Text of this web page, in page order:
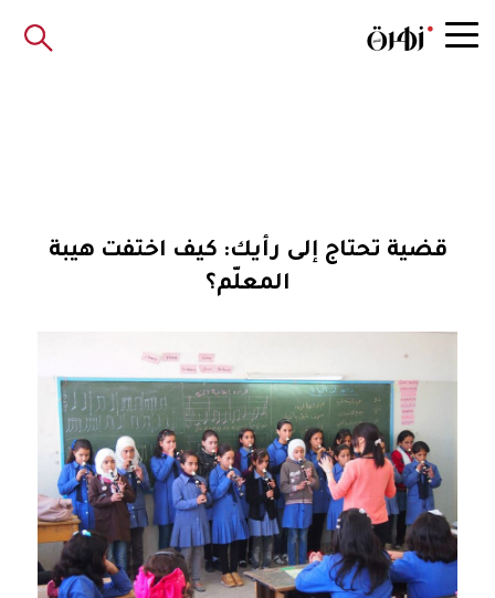
قضية تحتاج إلى رأيك: كيف اختفت هيبة
المعلّم؟